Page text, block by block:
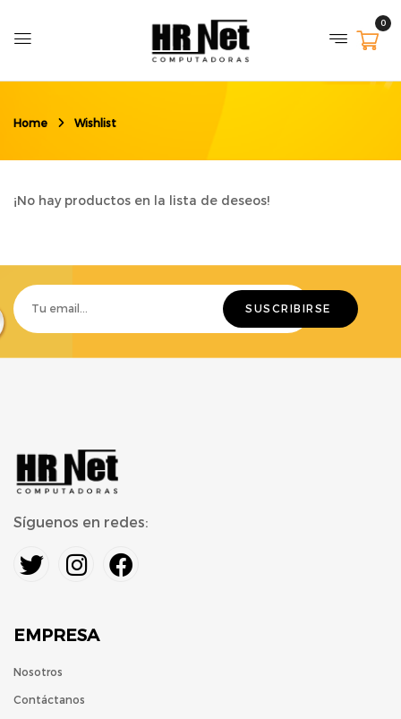
0
Home Wishlist
¡No hay productos en la lista de deseos!
Síguenos en redes:
EMPRESA
Nosotros
Contáctanos